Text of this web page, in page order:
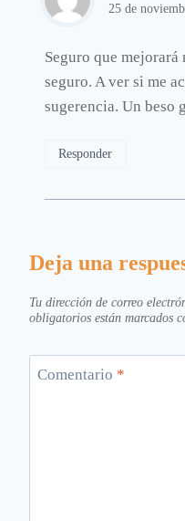
25 de
Seguro que
seguro. A ver si me
sugerencia. Un beso
Responder
Deja una
Tu dirección de correo
obligatorios están marcados
Comentario *